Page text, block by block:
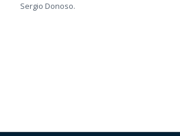
Sergio Donoso.